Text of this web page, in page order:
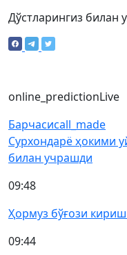
Дўстларингиз билан
online_predictionLive
Барчасиcall_made
Сурхондарё ҳокими
билан учрашди
09:48
Ҳормуз бўғози
09:44